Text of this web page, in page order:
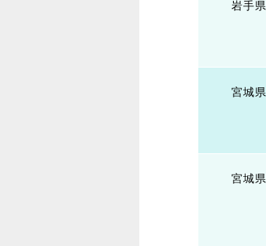
岩手県
宮城県
宮城県